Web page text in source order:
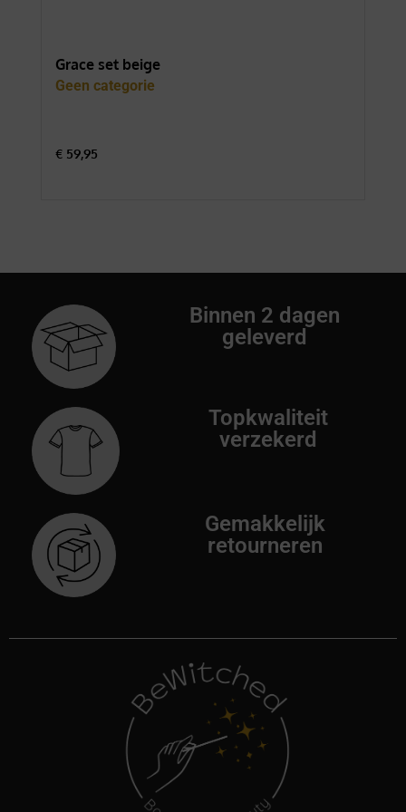
Grace set beige
Geen categorie
€ 59,95
Binnen 2 dagen
geleverd
Topkwaliteit
verzekerd
Gemakkelijk
retourneren